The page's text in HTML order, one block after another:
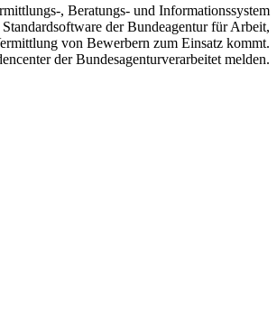
, Beratungs- und Informationssystem
der Bundeagentur für Arbeit,
von Bewerbern zum Einsatz kommt.
der Bundesagenturverarbeitet melden.